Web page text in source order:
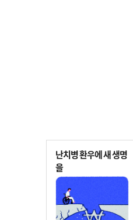
난치병 환우에 새 생명
을